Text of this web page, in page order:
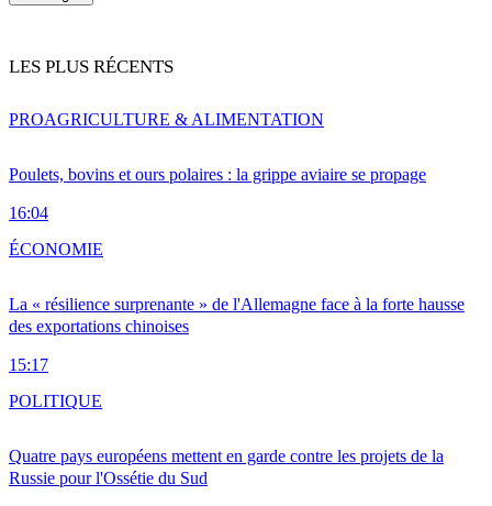
LES PLUS RÉCENTS
Poulets, bovins et ours polaires : la grippe aviaire se propage
16:04
PROAGRICULTURE & ALIMENTATION
La « résilience surprenante » de l'Allemagne face à la forte hausse
des exportations chinoises
15:17
ÉCONOMIE
Quatre pays européens mettent en garde contre les projets de la
Russie pour l'Ossétie du Sud
POLITIQUE